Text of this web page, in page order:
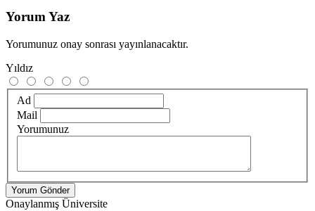
Yorum Yaz
Yorumunuz onay sonrası yayınlanacaktır.
Yıldız
Ad
Mail
Yorumunuz
Yorum Gönder
Onaylanmış Üniversite